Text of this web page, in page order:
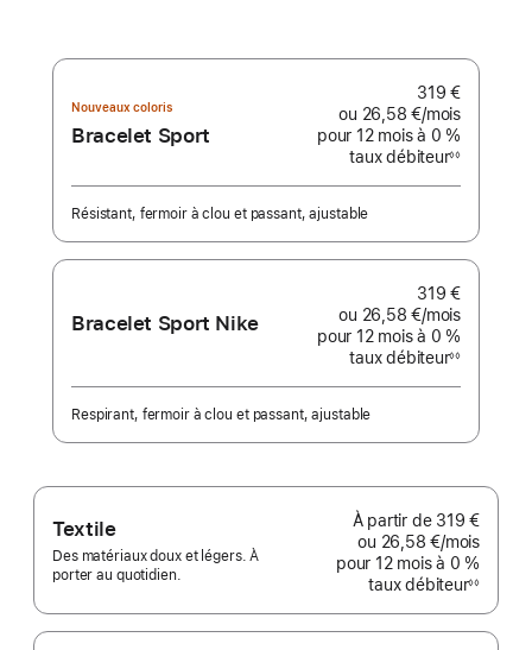
Nouveaux coloris
Bracelet Sport
319 €
ou 26,58 €/mois
pour 12 mois à 0 %
taux débiteur
page
◊◊
Résistant, fermoir à clou et passant, ajustable
Bracelet Sport Nike
319 €
ou 26,58 €/mois
pour 12 mois à 0 %
taux débiteur
page
◊◊
Respirant, fermoir à clou et passant, ajustable
Textile
Des matériaux doux et légers. À
porter au quotidien.
À partir de 319 €
ou 26,58 €/mois
pour 12 mois à 0 %
taux débiteur
de
◊◊